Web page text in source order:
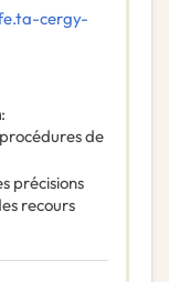
cergy-
:
de
précisions
recours